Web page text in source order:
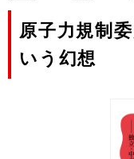
原子力規制
いう幻想